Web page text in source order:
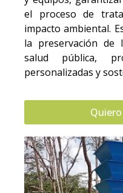
el proceso de
impacto ambiental.
la preservación de
salud pública,
personalizadas y